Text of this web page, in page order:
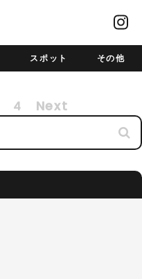
スポット その他
4 Next